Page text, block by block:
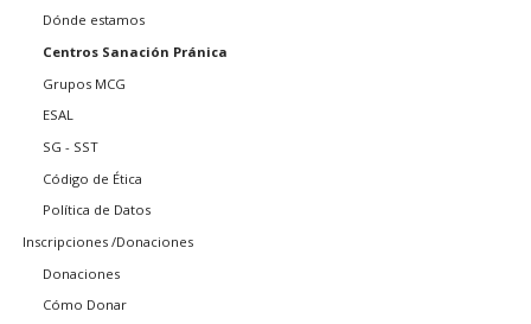
Dónde estamos
Centros Sanación Pránica
Grupos MCG
ESAL
SG - SST
Código de Ética
Política de Datos
Inscripciones /Donaciones
Donaciones
Cómo Donar